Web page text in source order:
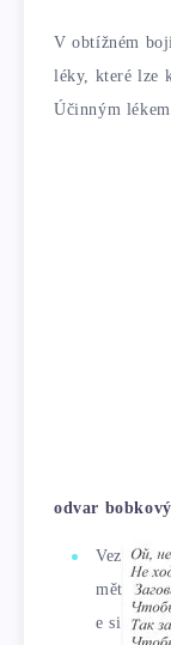
V obtížném
léky, které lze
Účinným
odvar
Vez
mět
e si